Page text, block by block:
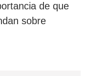
de que
sobre